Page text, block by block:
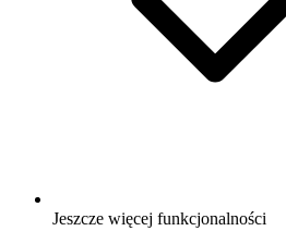
Jeszcze więcej funkcjonalności